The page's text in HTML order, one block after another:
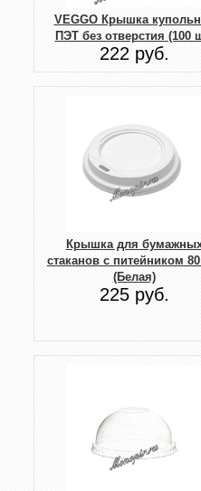
VEGGO Крышка
ПЭТ без отверстия (100
222 руб.
Крышка для
стаканов с питейником
(Белая)
225 руб.